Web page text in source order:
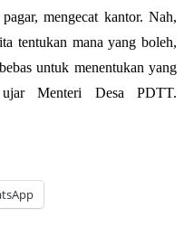
mengecat kantor. Nah,
tentukan mana yang boleh,
untuk menentukan yang
Menteri Desa PDTT.